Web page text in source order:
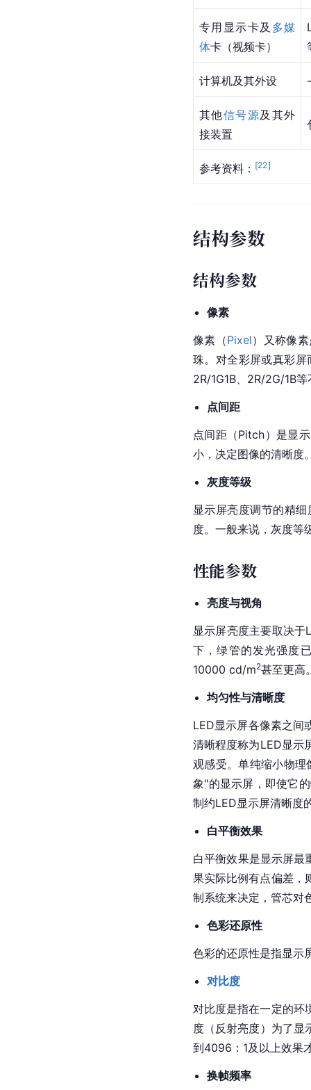
专用显示卡及 多媒
体卡（视频卡）
计算机及其外设 -
其他信号源及其外
接装置
参考资料： [22]
结构参数
结构参数
像素
像素（Pixel）又称像
珠。对全彩屏或真彩屏
2R/1G1B、2R/2G/1B
点间距
点间距（Pitch）是显
小，决定图像的清晰度
灰度等级
显示屏亮度调节的精
度。一般来说，灰度等
性能参数
亮度与视角
显示屏亮度主要取决
下，绿管的发光强度
10000 cd/m2甚至更高
均匀性与清晰度
LED显示屏各像素之间
清晰程度称为LED显示
观感受。单纯缩小物
象"的显示屏，即使它
制约LED显示屏清晰度
白平衡效果
白平衡效果是显示屏最
果实际比例有点偏差，
制系统来决定，管芯对
色彩还原性
色彩的还原性是指显示
对比度
对比度是指在一定的环
度（反射亮度）为了显
到4096：1及以上效果
换帧频率